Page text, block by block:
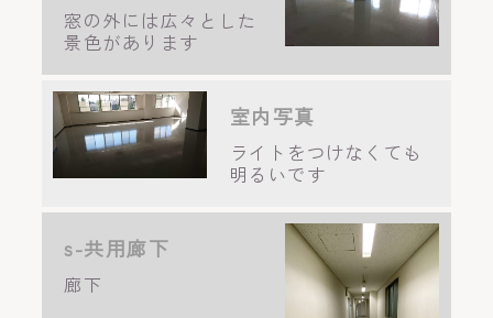
窓の外には広々とした
景色があります
室内写真
ライトをつけなくても
明るいです
s-共用廊下
廊下